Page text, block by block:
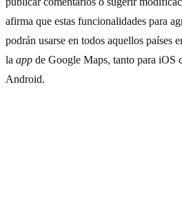
afirma que estas funcionalidades para
podrán usarse en todos aquellos países
la app de Google Maps, tanto para iOS
Android.